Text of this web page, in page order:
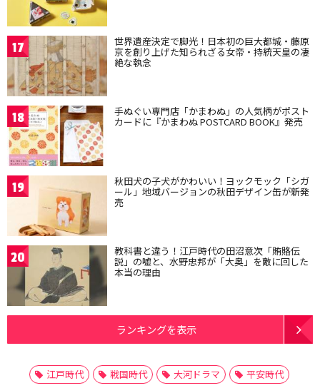
17 世界遺産決定で脚光！日本初の巨大都城・藤原
京を創り上げた知られざる女帝・持統天皇の凄
絶な執念
18 手ぬぐい専門店「かまわぬ」の人気柄がポスト
カードに『かまわぬ POSTCARD BOOK』発売
19 秋田犬の子犬がかわいい！ヨックモック「シガ
ール」地域バージョンの秋田デザイン缶が新発
売
20 教科書と違う！江戸時代の田沼意次「賄賂伝
説」の嘘と、水野忠邦が「大奥」を敵に回した
本当の理由
ランキングを表示
江戸時代 戦国時代 大河ドラマ
平安時代